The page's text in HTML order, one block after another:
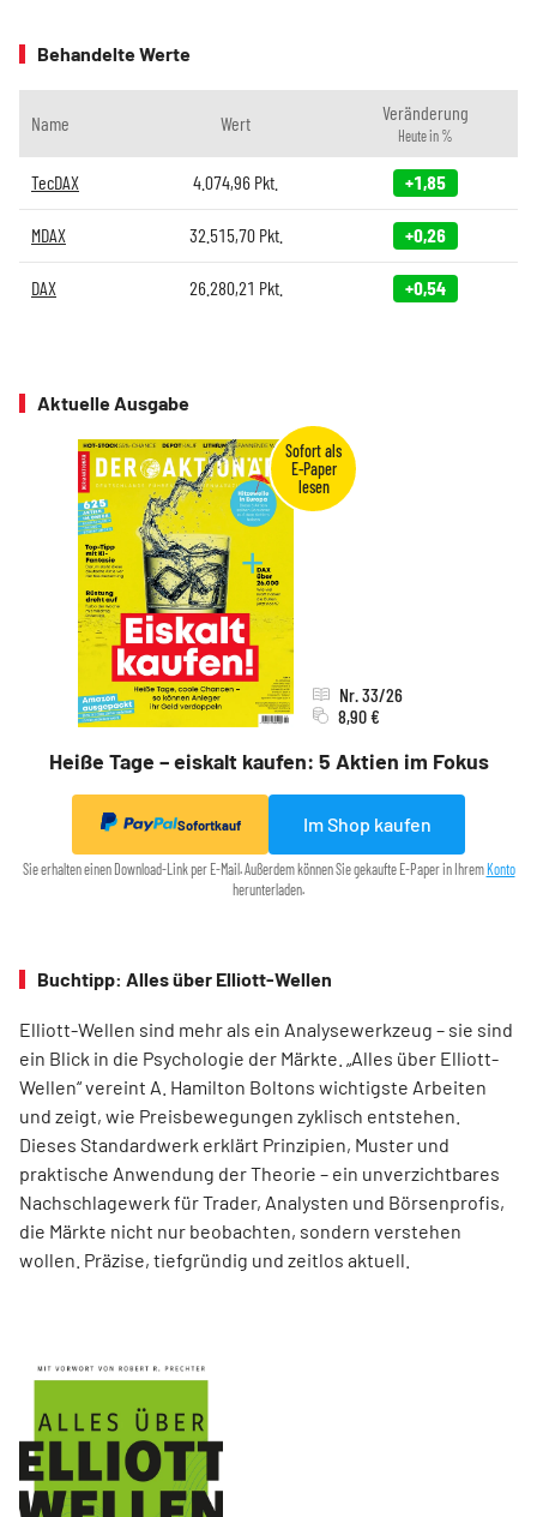
Behandelte Werte
Name Wert Veränderung
Heute in %
TecDAX 4.074,96 Pkt. +1,85
MDAX 32.515,70Pkt. +0,26
DAX 26.280,21 Pkt. +0,54
Aktuelle Ausgabe
Heiße Tage – eiskalt kaufen: 5 Aktien im Fokus
Nr. 33/26
8,90 €
Sofortkauf Im Shop kaufen
Sie erhalten einen Download-Link per E-Mail. Außerdem können Sie gekaufte E-Paper in Ihrem Konto
herunterladen.
Buchtipp: Alles über Elliott-Wellen
Elliott-Wellen sind mehr als ein Analysewerkzeug – sie sind
ein Blick in die Psychologie der Märkte. „Alles über Elliott-
Wellen“ vereint A. Hamilton Boltons wichtigste Arbeiten
und zeigt, wie Preisbewegungen zyklisch entstehen.
Dieses Standardwerk erklärt Prinzipien, Muster und
praktische Anwendung der Theorie – ein unverzichtbares
Nachschlagewerk für Trader, Analysten und Börsenprofis,
die Märkte nicht nur beobachten, sondern verstehen
wollen. Präzise, tiefgründig und zeitlos aktuell.